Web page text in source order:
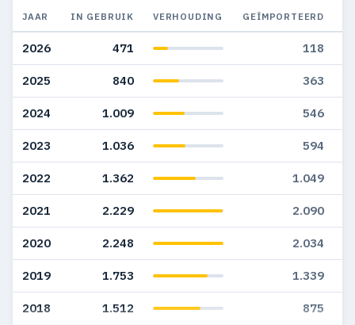
JAAR IN GEBRUIK VERHOUDING GEÏMPORTEERD
2026 471 118
2025 840 363
2024 1.009 546
2023 1.036 594
2022 1.362 1.049
2021 2.229 2.090
2020 2.248 2.034
2019 1.753 1.339
2018 1.512 875